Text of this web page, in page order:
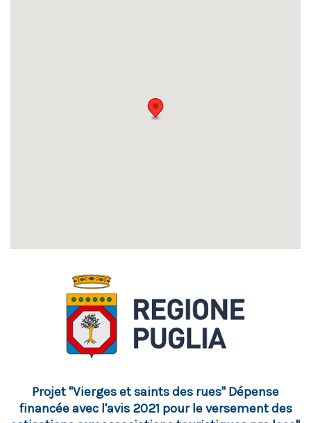
Projet "Vierges et saints des rues" Dépense
financée avec l'avis 2021 pour le versement des